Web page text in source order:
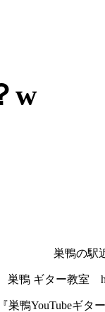
w
巣鴨の駅
巣鴨 ギター教室
鴨YouTubeギター